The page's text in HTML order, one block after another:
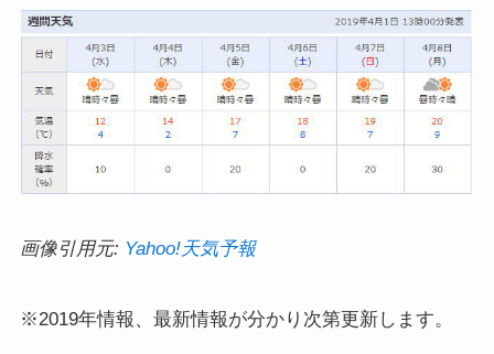
画像引用元: Yahoo!天気予報
※2019年情報、最新情報が分かり次第更新します。